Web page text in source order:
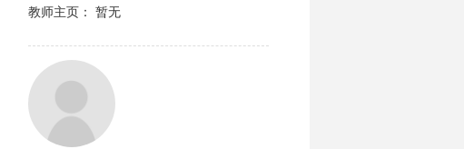
教师主页： 暂无